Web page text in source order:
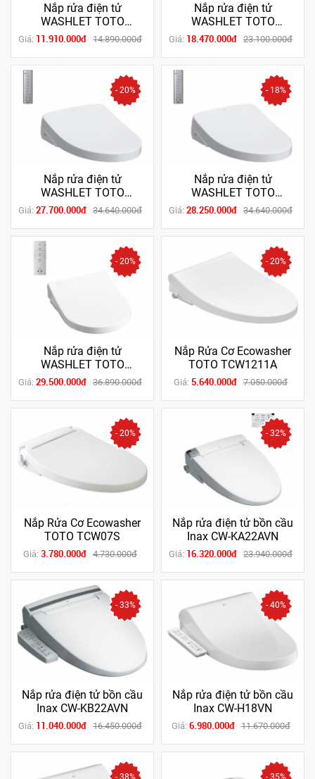
Nắp rửa điện tử
WASHLET TOTO
TCF6631A
Giá: 11.910.000đ 14.890.000đ
Nắp rửa điện tử
WASHLET TOTO
TCF6531Z
Giá: 18.470.000đ 23.100.000đ
- 20%
Nắp rửa điện tử
WASHLET TOTO
TCF4911Z
Giá: 27.700.000đ 34.640.000đ
- 18%
Nắp rửa điện tử
WASHLET TOTO
TCF4911EZ
Giá: 28.250.000đ 34.640.000đ
- 20%
Nắp rửa điện tử
WASHLET TOTO
TCF4732A
Giá: 29.500.000đ 36.890.000đ
- 20%
Nắp Rửa Cơ Ecowasher
TOTO TCW1211A
Giá: 5.640.000đ 7.050.000đ
- 20%
Nắp Rửa Cơ Ecowasher
TOTO TCW07S
Giá: 3.780.000đ 4.730.000đ
- 32%
Nắp rửa điện tử bồn cầu
Inax CW-KA22AVN
Giá: 16.320.000đ 23.940.000đ
- 33%
Nắp rửa điện tử bồn cầu
Inax CW-KB22AVN
Giá: 11.040.000đ 16.450.000đ
- 40%
Nắp rửa điện tử bồn cầu
Inax CW-H18VN
Giá: 6.980.000đ 11.670.000đ
- 38% - 35%